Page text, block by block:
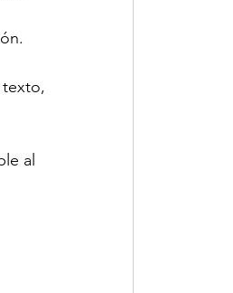
texto,
al